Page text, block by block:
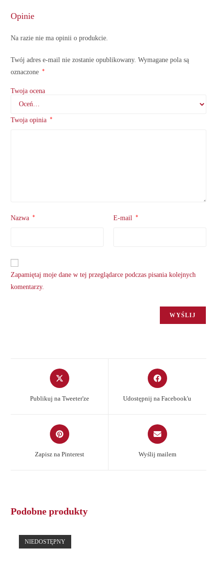
Opinie
Na razie nie ma opinii o produkcie.
Twój adres e-mail nie zostanie opublikowany. Wymagane pola są
oznaczone
*
Twoja ocena
Twoja opinia *
Nazwa * E-mail *
Zapamiętaj moje dane w tej przeglądarce podczas pisania kolejnych
komentarzy.
Opens
in
new
Publikuj na Tweeter'ze
Opens
in
new
Udostępnij na Facebook'u
Opens
in
Zapisz na Pinterest
Opens
in
new
Wyślij mailem
Podobne produkty
NIEDOSTĘPNY